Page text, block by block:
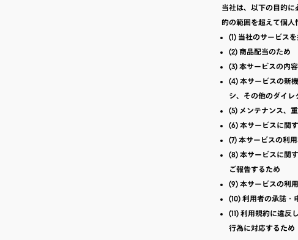
当社は、以下の目的
的の範囲を超えて個人
(1) 当社のサービス
(2) 商品配当のため
(3) 本サービスの内
(4) 本サービスの新
シ、その他のダイレ
(5) メンテナンス、
(6) 本サービスに関
(7) 本サービスの利
(8) 本サービスに関
ご報告するため
(9) 本サービスの利
(10) 利用者の承諾・
(11) 利用規約に違反
行為に対応するため